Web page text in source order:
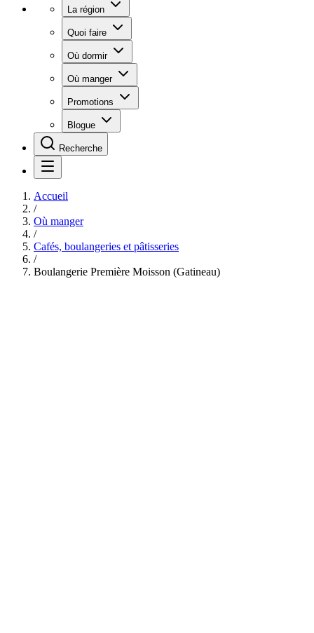
La région
Quoi faire
Où dormir
Où manger
Promotions
Blogue
Recherche
Accueil
/
Où manger
/
Cafés, boulangeries et pâtisseries
/
Boulangerie Première Moisson (Gatineau)